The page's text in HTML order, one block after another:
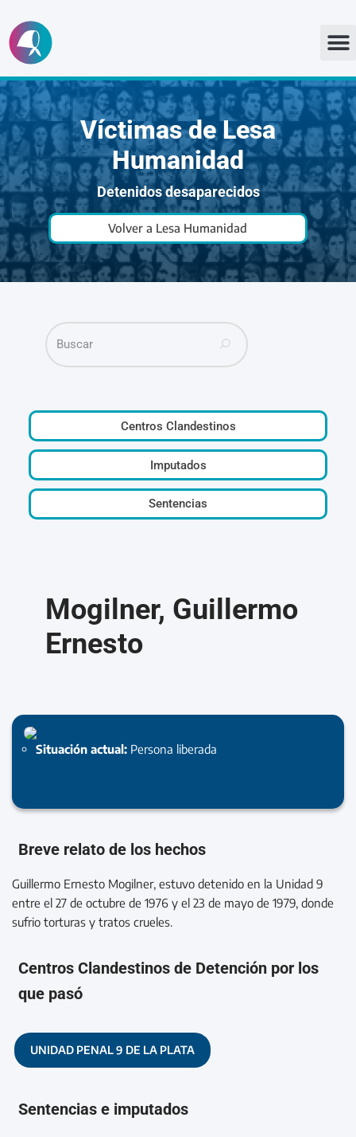
Ir
al
contenido
Víctimas de Lesa
Humanidad
Detenidos desaparecidos
Volver a Lesa Humanidad
Centros Clandestinos
Imputados
Sentencias
Mogilner, Guillermo
Ernesto
Situación actual: Persona liberada
Breve relato de los hechos
Guillermo Ernesto Mogilner, estuvo detenido en la Unidad 9
entre el 27 de octubre de 1976 y el 23 de mayo de 1979, donde
sufrio torturas y tratos crueles.
Centros Clandestinos de Detención por los
que pasó
UNIDAD PENAL 9 DE LA PLATA
Sentencias e imputados